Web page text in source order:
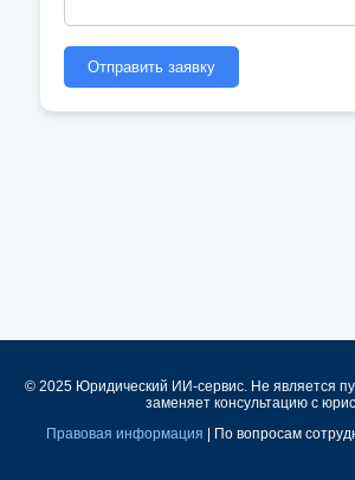
Отправить заявку
© 2025 Юридический ИИ-сервис. Не является
заменяет консультацию с
Правовая информация | По вопросам